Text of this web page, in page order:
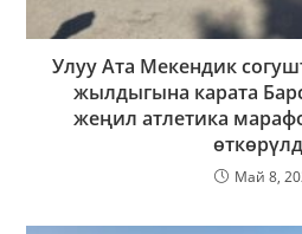
Улуу Ата Мекендик
жылдыгына карата
жеңил атлетика
Май 8,